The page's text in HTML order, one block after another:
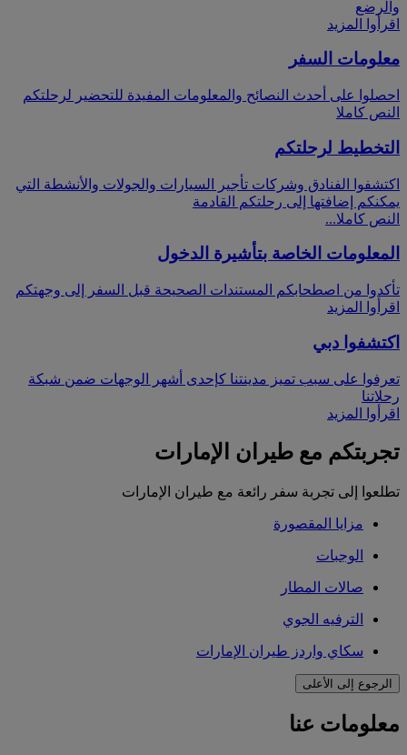
والرضع
اقرأوا المزيد
معلومات السفر
احصلوا على أحدث النصائح والمعلومات المفيدة للتحضير لرحلتكم
النص كاملا
التخطيط لرحلتكم
اكتشفوا الفنادق وشركات تأجير السيارات والجولات والأنشطة التي
يمكنكم إضافتها إلى رحلتكم القادمة
النص كاملا...
المعلومات الخاصة بتأشيرة الدخول
تأكدوا من اصطحابكم المستندات الصحيحة قبل السفر إلى وجهتكم
اقرأوا المزيد
اكتشفوا دبي
تعرفوا على سبب تميز مدينتنا كإحدى أشهر الوجهات ضمن شبكة
رحلاتنا
اقرأوا المزيد
تجربتكم مع طيران الإمارات
تطلعوا إلى تجربة سفر رائعة مع طيران الإمارات
مزايا المقصورة
الوجبات
صالات المطار
الترفيه الجوي
سكاي واردز طيران الإمارات
الرجوع إلى الأعلى
معلومات عنا